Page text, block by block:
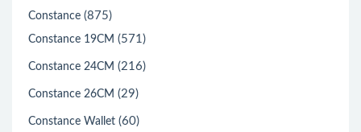
Constance (875)
Constance 19CM (571)
Constance 24CM (216)
Constance 26CM (29)
Constance Wallet (60)